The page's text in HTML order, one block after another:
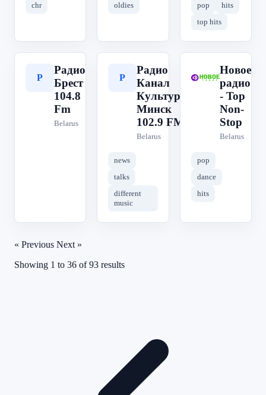
chr oldies pop
hits
top hits
Р
Радио
Брест
104.8
Fm
Belarus
Р
Радио
Канал
Культура
Минск
102.9 FM
Belarus
news
talks
different
music
Н
Новое
радио
- Top
Non-
Stop
Belarus
pop
dance
hits
« Previous Next »
Showing 1 to 36 of93 results